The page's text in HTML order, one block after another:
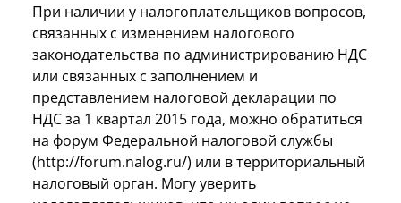
При наличии у налогоплательщиков вопросов,
связанных с изменением налогового
законодательства по администрированию НДС
или связанных с заполнением и
представлением налоговой декларации по
НДС за 1 квартал 2015 года, можно обратиться
на форум Федеральной налоговой службы
(http://forum.nalog.ru/) или в территориальный
налоговый орган. Могу уверить